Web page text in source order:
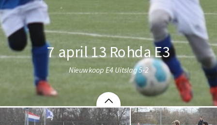
7 april 13 Rohda E3
Nieuwkoop E4 Uitslag 5-2